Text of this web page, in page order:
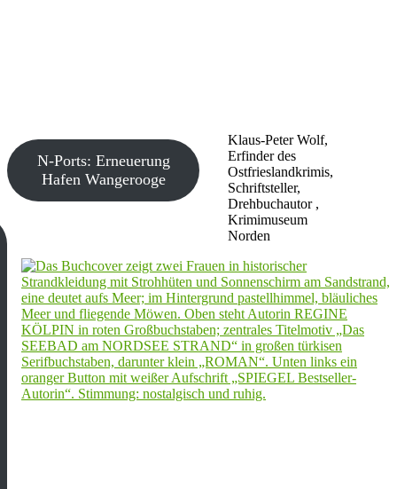
Klaus-Peter Wolf,
Erfinder des
Ostfrieslandkrimis,
Schriftsteller,
Drehbuchautor ,
Krimimuseum
Norden
N-Ports: Erneuerung
Hafen Wangerooge